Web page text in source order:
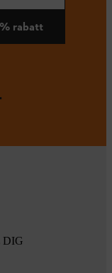
rabatt
DIG